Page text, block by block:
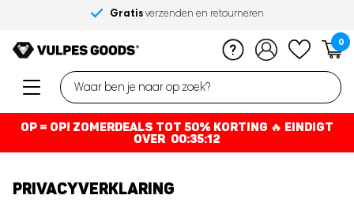
en retourneren
0
OP = OP! ZOMERDEALS TOT 50% KORTING 🔥 EINDIGT
OVER 00:35:12
PRIVACYVERKLARING
Alle categorieën
Overzicht van alleHuisdieren
Trainingshulpmiddelen
Antiblafbanden
Alle categorieën
Overzicht van alleHuis & Tuin
Huishouden & wonen
Douche matten
Alle categorieën
Overzicht van alleZwanger & Babyfases
Borstkolf
Alle categorieën
Overzicht van alleKinderen
Kindertablet
Alle categorieën
Overzicht van alleElektronica
Klimaatbeheersing
Kachelventilatoren
Alle categorieën
Overzicht van alleMooi & Gezond